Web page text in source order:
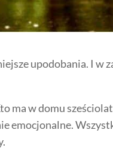
upodobania. I w
ma w domu
emocjonalne.